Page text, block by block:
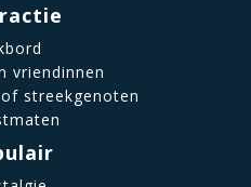
vriendinnen
streekgenoten